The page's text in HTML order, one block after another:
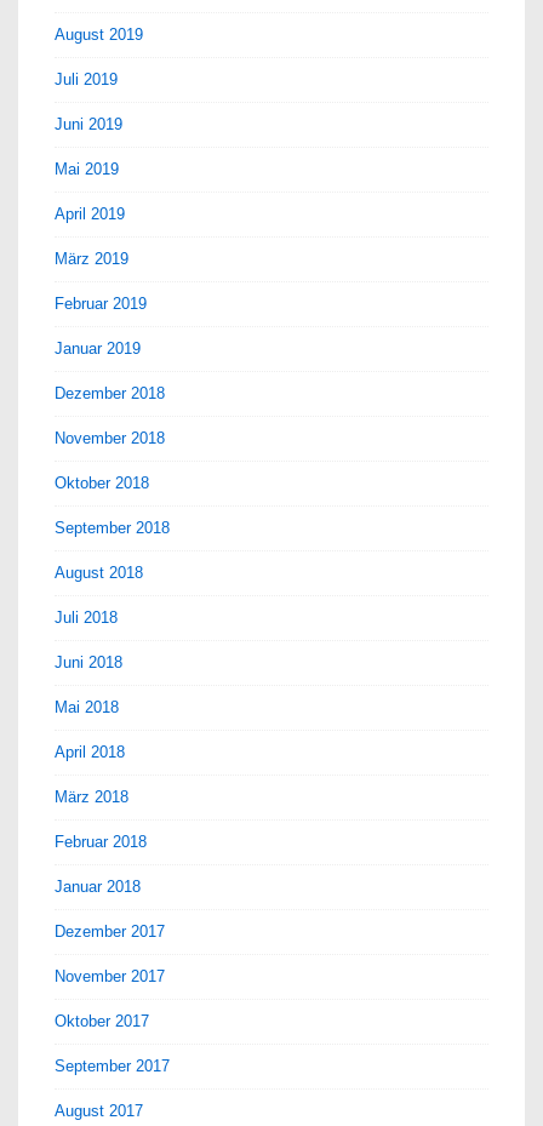
August 2019
Juli 2019
Juni 2019
Mai 2019
April 2019
März 2019
Februar 2019
Januar 2019
Dezember 2018
November 2018
Oktober 2018
September 2018
August 2018
Juli 2018
Juni 2018
Mai 2018
April 2018
März 2018
Februar 2018
Januar 2018
Dezember 2017
November 2017
Oktober 2017
September 2017
August 2017